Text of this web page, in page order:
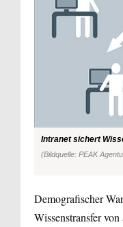
Intranet sichert
(Bildquelle: PEAK
Demografischer
Wissenstransfer